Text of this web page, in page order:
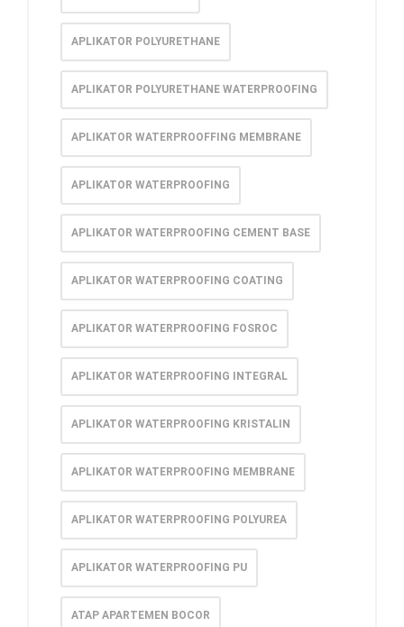
APLIKATOR POLYURETHANE
APLIKATOR POLYURETHANE WATERPROOFING
APLIKATOR WATERPROOFFING MEMBRANE
APLIKATOR WATERPROOFING
APLIKATOR WATERPROOFING CEMENT BASE
APLIKATOR WATERPROOFING COATING
APLIKATOR WATERPROOFING FOSROC
APLIKATOR WATERPROOFING INTEGRAL
APLIKATOR WATERPROOFING KRISTALIN
APLIKATOR WATERPROOFING MEMBRANE
APLIKATOR WATERPROOFING POLYUREA
APLIKATOR WATERPROOFING PU
ATAP APARTEMEN BOCOR